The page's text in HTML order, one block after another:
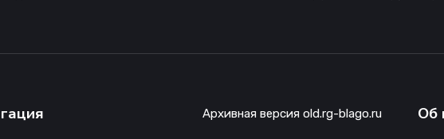
Архивная версия old.rg-blago.ru Об